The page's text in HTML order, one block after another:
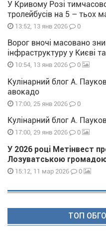
У Кривому Розі
тролейбусів на 5 – тьох
13:52, 13 янв 2026 0
Ворог вночі масовано
інфраструктуру у Києві
10:54, 13 янв 2026 0
Кулінарний блог А.
авокадо
17:00, 25 янв 2026 0
Кулінарний блог А.
17:00, 29 янв 2026 0
У 2026 році Метінвест
Лозуватською
15:12, 11 мар 2026 0
ТОП